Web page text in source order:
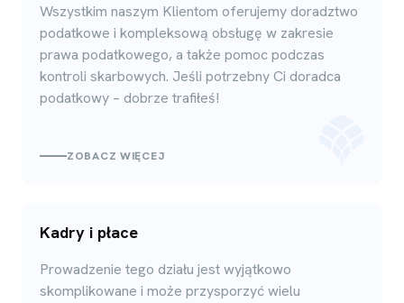
Wszystkim naszym Klientom oferujemy doradztwo
podatkowe i kompleksową obsługę w zakresie
prawa podatkowego, a także pomoc podczas
kontroli skarbowych. Jeśli potrzebny Ci doradca
podatkowy – dobrze trafiłeś!
ZOBACZ WIĘCEJ
Kadry i płace
Prowadzenie tego działu jest wyjątkowo
skomplikowane i może przysporzyć wielu